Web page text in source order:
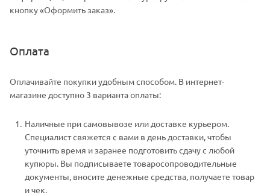
кнопку «Оформить заказ».
Оплата
Оплачивайте покупки удобным способом. В интернет-
магазине доступно 3 варианта оплаты:
Наличные при самовывозе или доставке курьером.
Специалист свяжется с вами в день доставки, чтобы
уточнить время и заранее подготовить сдачу с любой
купюры. Вы подписываете товаросопроводительные
документы, вносите денежные средства, получаете товар
и чек.